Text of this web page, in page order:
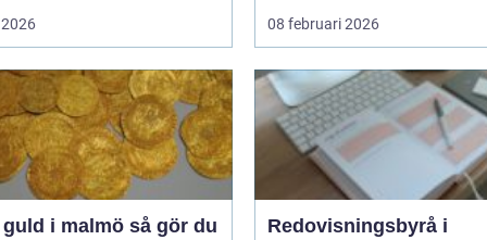
08 februari 2026
i malmö så gör du
Redovisningsbyrå i